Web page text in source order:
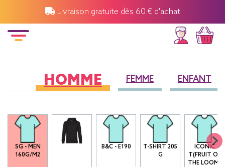
Livraison gratuite dès 60 € d'achat
HOMME FEMME ENFANT
SG - MEN
160G/M2
B&C - E190
T-SHIRT 205
G
ICONIC
T(FRUIT OF
THE LOOM)